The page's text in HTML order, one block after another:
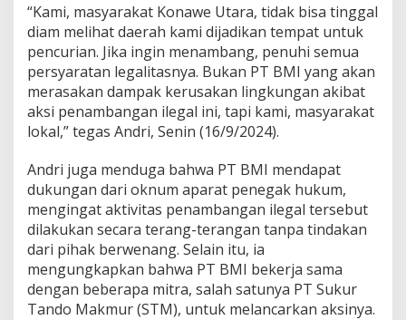
a
n
g
P
e
n
e
g
a
H
u
k
u
B
e
r
t
“Kami, masyarakat Konawe Utara, tidak bisa tinggal
diam melihat daerah kami dijadikan tempat untuk
pencurian. Jika ingin menambang, penuhi semua
persyaratan legalitasnya. Bukan PT BMI yang akan
merasakan dampak kerusakan lingkungan akibat
aksi penambangan ilegal ini, tapi kami, masyarakat
lokal,” tegas Andri, Senin (16/9/2024).
Andri juga menduga bahwa PT BMI mendapat
dukungan dari oknum aparat penegak hukum,
mengingat aktivitas penambangan ilegal tersebut
dilakukan secara terang-terangan tanpa tindakan
dari pihak berwenang. Selain itu, ia
mengungkapkan bahwa PT BMI bekerja sama
dengan beberapa mitra, salah satunya PT Sukur
Tando Makmur (STM), untuk melancarkan aksinya.